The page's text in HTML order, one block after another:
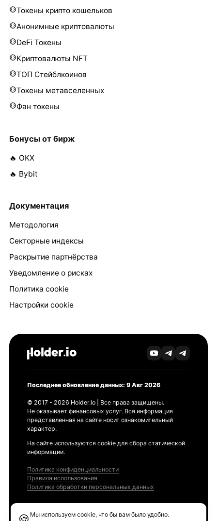
Токены крипто кошельков
Анонимные криптовалюты
DeFi Токены
Криптовалюты NFT
ТОП Стейблкоинов
Токены метавселенных
Фан токены
Бонусы от бирж
🔥 OKX
🔥 Bybit
Документация
Методология
Секторные индексы
Раскрытие партнёрства
Уведомление о рисках
Политика cookie
Настройки cookie
Последнее обновление данных: 9 Авг 2026
© 2017 - 2026 Holder.io | Все права защищены.
Не оказывает финансовых услуг. Вся информация
представленная на сайте носит ознакомительный
характер.
На сайте используются cookie для сбора статической
информации.
Политика конфиденциальности
Правила использования
Политика обработки персональных данных
Мы используем cookie, что бы вам было удобно.